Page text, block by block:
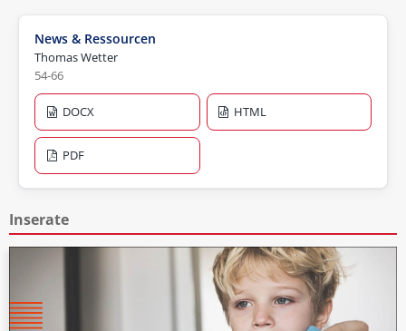
News & Ressourcen
Thomas Wetter
54-66
DOCX HTML
PDF
Inserate